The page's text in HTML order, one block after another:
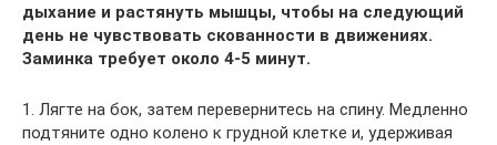
дыхание и растянуть мышцы, чтобы на следующий
день не чувствовать скованности в движениях.
Заминка требует около 4-5 минут.
1. Лягте на бок, затем перевернитесь на спину. Медленно
подтяните одно колено к грудной клетке и, удерживая